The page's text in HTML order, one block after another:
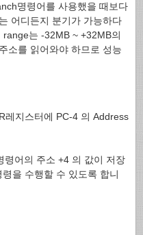
명령어를 사용했을 때보다
어디든지 분기가 가능하다
는 -32MB ~ +32MB의
소를 읽어와야 하므로 성능
레지스터에 PC-4 의 Address
령어의 주소 +4 의 값이 저장
을 수행할 수 있도록 합니